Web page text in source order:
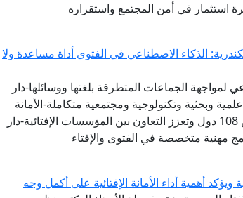
استثمار في أمن المجتمع واستقراره
الذكاء الاصطناعي في الفتوى أداة مساعدة ولا
لمواجهة الجماعات المتطرفة بلغتها ووسائلها-دار
وبحثية وتكنولوجية ومجتمعية متكاملة-الأمانة
العامة لدور وهيئات الإفتاء في العالم تضم 111 عضوًا من 108 دول وتعزز التعاون بين المؤسسات الإفتائية-دار
مهنية متخصصة في الفتوى والإفتاء
أهمية أداء الأمانة الإفتائية على أكمل وجه